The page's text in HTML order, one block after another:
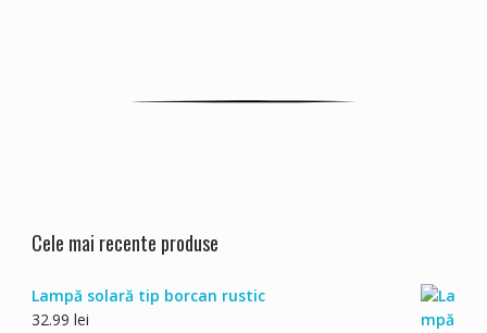
Cele mai recente produse
Lampă solară tip borcan rustic
32.99 lei